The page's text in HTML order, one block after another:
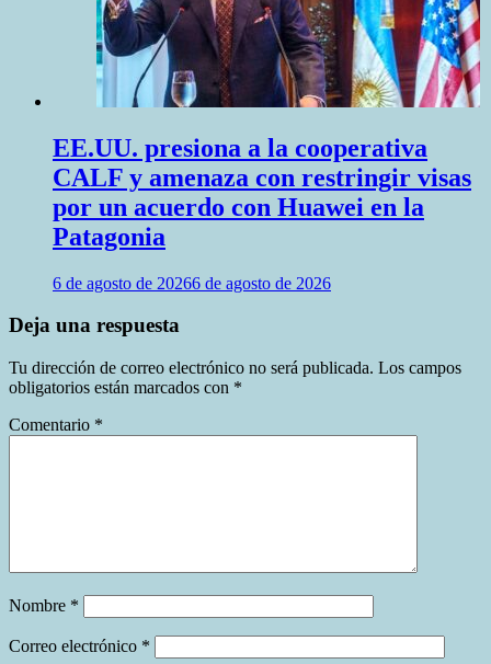
EE.UU. presiona a la cooperativa
CALF y amenaza con restringir visas
por un acuerdo con Huawei en la
Patagonia
6 de agosto de 20266 de agosto de 2026
Deja una respuesta
Tu dirección de correo electrónico no será publicada. Los campos
obligatorios están marcados con *
Comentario *
Nombre *
Correo electrónico *